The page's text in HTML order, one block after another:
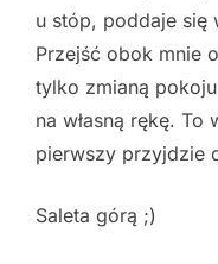
u stóp, poddaje się
Przejść obok mnie
tylko zmianą
na własną rękę.
pierwszy przyjdzie
Saleta górą ;)